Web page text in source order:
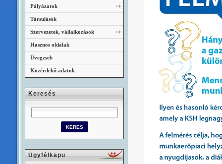
Pályázatok
Társulások
Szervezetek, vállalkozások
Hasznos oldalak
Üvegzseb
Közérdekű adatok
Keresés
Ügyfélkapu